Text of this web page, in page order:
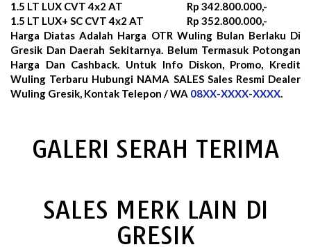
1.5 LT LUX CVT 4x2 AT
Rp 342.800.000,-
1.5 LT LUX+ SC CVT 4x2 AT
Rp 352.800.000,-
Harga Diatas Adalah Harga OTR Wuling Bulan Berlaku Di
Gresik Dan Daerah Sekitarnya. Belum Termasuk Potongan
Harga Dan Cashback. Untuk Info Diskon, Promo, Kredit
Wuling Terbaru Hubungi NAMA SALES Sales Resmi Dealer
Wuling Gresik, Kontak Telepon / WA 08XX-XXXX-XXXX.
GALERI SERAH TERIMA
SALES MERK LAIN DI
GRESIK